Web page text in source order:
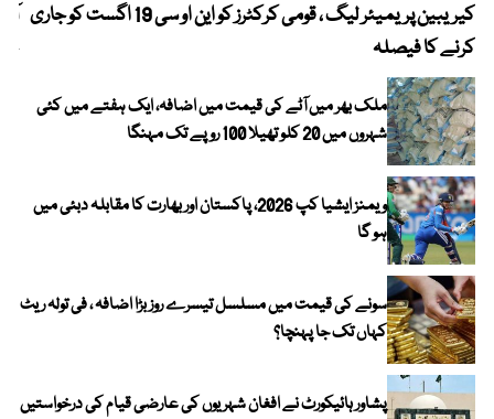
کیریبین پریمیئر لیگ ، قومی کرکٹرز کو این او سی 19 اگست کو جاری
کرنے کا فیصلہ
ملک بھر میں آٹے کی قیمت میں اضافہ، ایک ہفتے میں کئی
شہروں میں 20 کلو تھیلا 100 روپے تک مہنگا
ویمنز ایشیا کپ 2026، پاکستان اور بھارت کا مقابلہ دبئی میں
ہو گا
سونے کی قیمت میں مسلسل تیسرے روز بڑا اضافہ ، فی تولہ ریٹ
کہاں تک جا پہنچا؟
پشاور ہائیکورٹ نے افغان شہریوں کی عارضی قیام کی درخواستیں